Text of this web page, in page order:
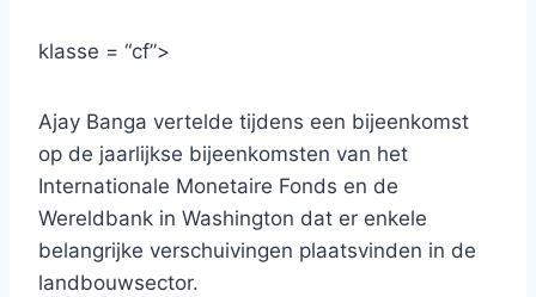
klasse = “cf”>
Ajay Banga vertelde tijdens een bijeenkomst
op de jaarlijkse bijeenkomsten van het
Internationale Monetaire Fonds en de
Wereldbank in Washington dat er enkele
belangrijke verschuivingen plaatsvinden in de
landbouwsector.